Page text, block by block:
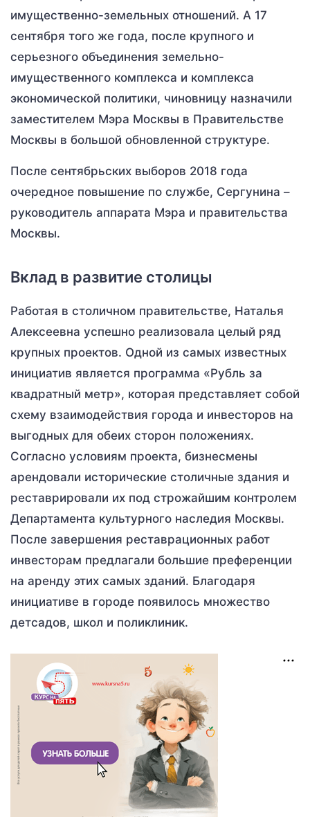
имущественно-земельных отношений. А 17
сентября того же года, после крупного и
серьезного объединения земельно-
имущественного комплекса и комплекса
экономической политики, чиновницу назначили
заместителем Мэра Москвы в Правительстве
Москвы в большой обновленной структуре.
После сентябрьских выборов 2018 года
очередное повышение по службе, Сергунина –
руководитель аппарата Мэра и правительства
Москвы.
Вклад в развитие столицы
Работая в столичном правительстве, Наталья
Алексеевна успешно реализовала целый ряд
крупных проектов. Одной из самых известных
инициатив является программа «Рубль за
квадратный метр», которая представляет собой
схему взаимодействия города и инвесторов на
выгодных для обеих сторон положениях.
Согласно условиям проекта, бизнесмены
арендовали исторические столичные здания и
реставрировали их под строжайшим контролем
Департамента культурного наследия Москвы.
После завершения реставрационных работ
инвесторам предлагали большие преференции
на аренду этих самых зданий. Благодаря
инициативе в городе появилось множество
детсадов, школ и поликлиник.